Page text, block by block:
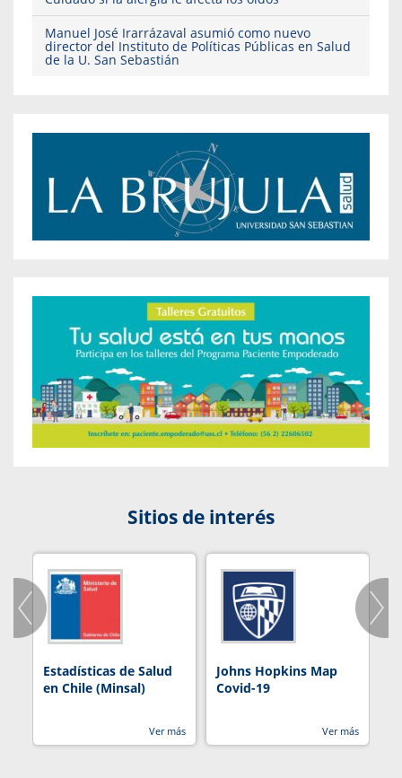
Manuel José Irarrázaval asumió como nuevo
director del Instituto de Políticas Públicas en Salud
de la U. San Sebastián
Sitios de interés
Estadísticas de Salud
en Chile (Minsal)
Ver más
Johns Hopkins Map
Covid-19
Ver más